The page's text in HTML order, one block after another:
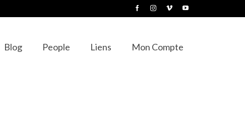
Blog People Liens Mon Compte